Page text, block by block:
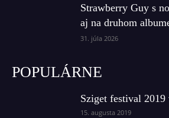
Strawberry Guy s
aj na druhom
31. júla 2026
POPULÁRNE
Sziget festival 2019
15. augusta 2019